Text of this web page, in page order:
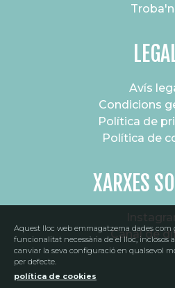
Avís
Condicions
Política de
Política de
XARXES
Canal de
Aquest lloc web emmagatzema dades com
funcionalitat necessària de el lloc, inclosos
canviar la seva configuració en qualsevol
per defecte.
política de cookies
SUBSCRIU-TE AL NOSTRE BUTLLETÍ